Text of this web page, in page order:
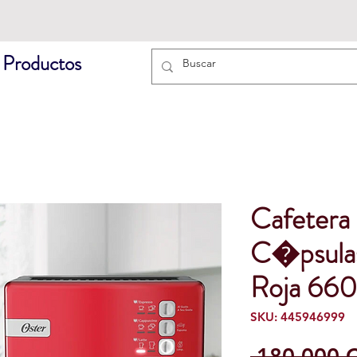
Cafetera
Roja
SKU: 445946999